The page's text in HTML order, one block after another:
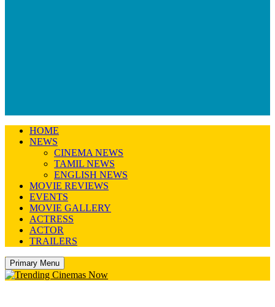
HOME
NEWS
CINEMA NEWS
TAMIL NEWS
ENGLISH NEWS
MOVIE REVIEWS
EVENTS
MOVIE GALLERY
ACTRESS
ACTOR
TRAILERS
Primary Menu